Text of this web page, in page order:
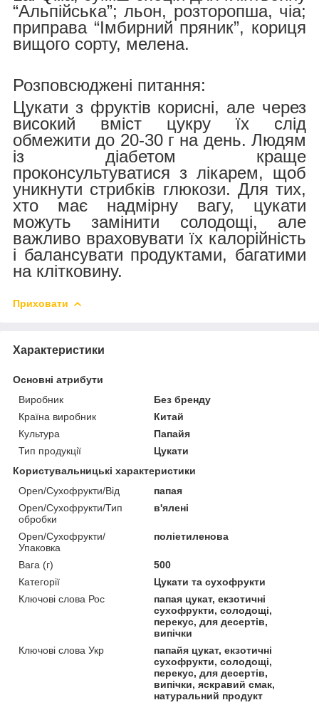
“Альпійська”; льон, розторопша, чіа;
приправа “Імбирний пряник”, кориця
вищого сорту, мелена.
Розповсюджені питання:
Цукати з фруктів корисні, але через
високий вміст цукру їх слід
обмежити до 20-30 г на день. Людям
із діабетом краще
проконсультуватися з лікарем, щоб
уникнути стрибків глюкози. Для тих,
хто має надмірну вагу, цукати
можуть замінити солодощі, але
важливо враховувати їх калорійність
і балансувати продуктами, багатими
на клітковину.
Приховати
Характеристики
Основні атрибути
Виробник
Без бренду
Країна виробник
Китай
Культура
Папайя
Тип продукції
Цукати
Користувальницькі характеристики
Open/Сухофрукти/Від
папая
Open/Сухофрукти/Тип
обробки
в'ялені
Open/Сухофрукти/
Упаковка
поліетиленова
Вага (г)
500
Категорії
Цукати та сухофрукти
Ключові слова Рос
папая цукат, екзотичні
сухофрукти, солодощі,
перекус, для десертів,
випічки
Ключові слова Укр
папайя цукат, екзотичні
сухофрукти, солодощі,
перекус, для десертів,
випічки, яскравий смак,
натуральний продукт